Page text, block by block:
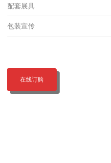
配套展具
包装宣传
在线订购